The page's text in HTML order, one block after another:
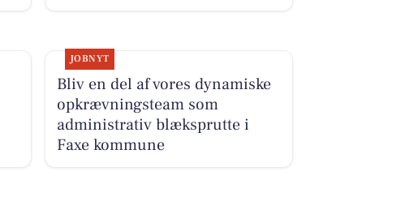
JOBNYT
Bliv en del af vores dynamiske
opkrævningsteam som
administrativ blæksprutte i
Faxe kommune